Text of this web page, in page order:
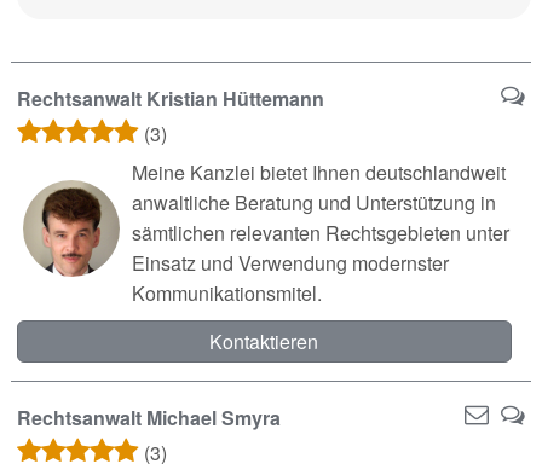
Rechtsanwalt Kristian Hüttemann
(3)
Meine Kanzlei bietet Ihnen deutschlandweit
anwaltliche Beratung und Unterstützung in
sämtlichen relevanten Rechtsgebieten unter
Einsatz und Verwendung modernster
Kommunikationsmitel.
Kontaktieren
Rechtsanwalt Michael Smyra
(3)